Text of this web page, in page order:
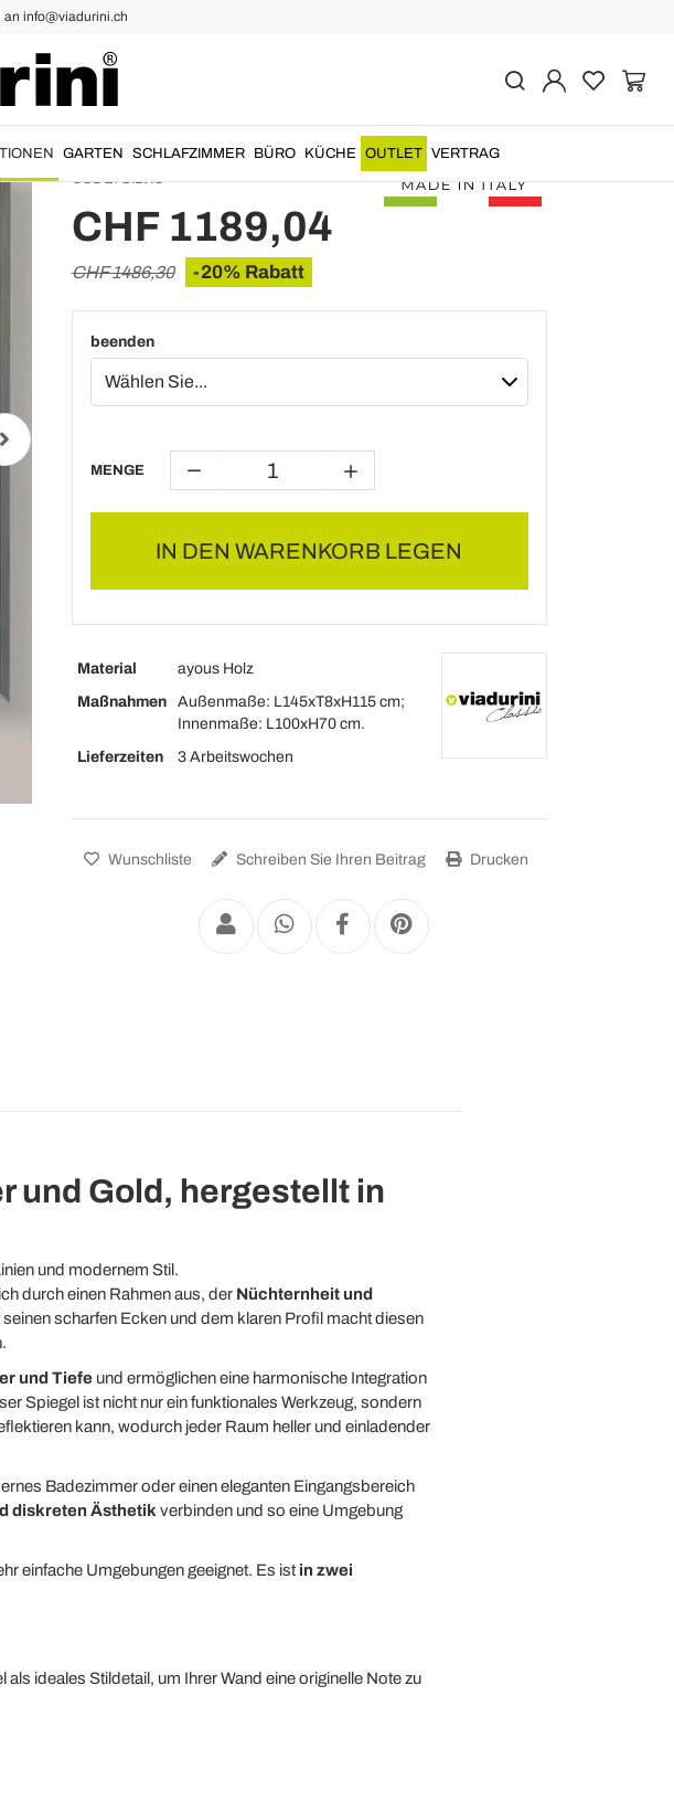
info@viadurini.ch
GARTEN SCHLAFZIMMER BÜRO KÜCHE OUTLET VERTRAG
Gold / Silber Wandspiegel in
Ayous Holz made in Italy Silvio
CODE:SILVIO
CHF 1189,04
CHF 1486,30 -20% Rabatt
beenden
MENGE
IN DEN WARENKORB LEGEN
Material
ayous Holz
Maßnahmen
Außenmaße: L145xT8xH115 cm;
Innenmaße: L100xH70 cm.
Lieferzeiten
3 Arbeitswochen
Wunschliste Schreiben Sie Ihren Beitrag Drucken
und Gold, hergestellt in
und modernem Stil.
durch einen Rahmen aus, der Nüchternheit und
scharfen Ecken und dem klaren Profil macht diesen
und Tiefeund ermöglichen eine harmonische Integration
Spiegel ist nicht nur ein funktionales Werkzeug, sondern
kann, wodurch jeder Raum heller und einladender
Badezimmer oder einen eleganten Eingangsbereich
diskreten Ästhetik verbinden und so eine Umgebung
einfache Umgebungen geeignet. Es ist in zwei
ideales Stildetail, um Ihrer Wand eine originelle Note zu